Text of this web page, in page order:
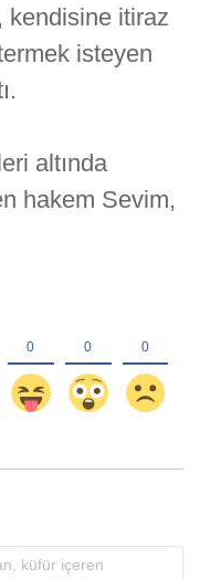
kendisine itiraz
isteyen
altında
hakem Sevim,